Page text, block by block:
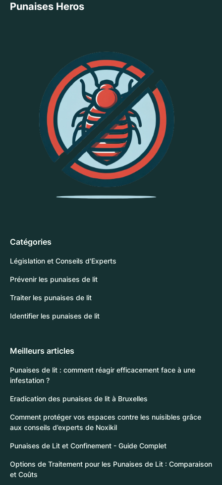
Punaises Heros
Catégories
Législation et Conseils d'Experts
Prévenir les punaises de lit
Traiter les punaises de lit
Identifier les punaises de lit
Meilleurs articles
Punaises de lit : comment réagir efficacement face à une
infestation ?
Eradication des punaises de lit à Bruxelles
Comment protéger vos espaces contre les nuisibles grâce
aux conseils d’experts de Noxikil
Punaises de Lit et Confinement - Guide Complet
Options de Traitement pour les Punaises de Lit : Comparaison
et Coûts